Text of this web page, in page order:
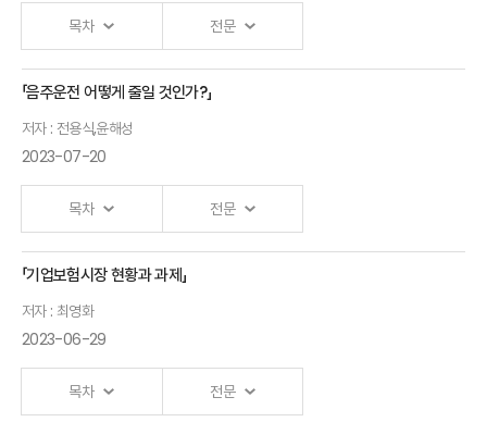
Ⅳ.「SOMPO그룹의고령자케어비즈니스」
Kazuhiro
활성화 방안
강성호
경쟁력 제고
방안: BACK
TO THE
교수
목차 전문
발표자 : 이승준
중심으로」
발표자 : 김도년
한국소비자원 팀장/연구위원
발표자 : 이상호
「음주운전 어떻게 줄일 것인가?」
저자 : 전용식,윤해성
2023-07-20
목차 전문
원장
「기업보험시장 현황과 과제」
저자 : 최영화
2023-06-29
목차 전문